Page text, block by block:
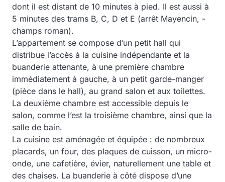
dont il est distant de 10 minutes à pied. Il est aussi à
5 minutes des trams B, C, D et E (arrêt Mayencin, -
champs roman).
L’appartement se compose d’un petit hall qui
distribue l’accès à la cuisine indépendante et la
buanderie attenante, à une première chambre
immédiatement à gauche, à un petit garde-manger
(pièce dans le hall), au grand salon et aux toilettes.
La deuxième chambre est accessible depuis le
salon, comme l’est la troisième chambre, ainsi que la
salle de bain.
La cuisine est aménagée et équipée : de nombreux
placards, un four, des plaques de cuisson, un micro-
onde, une cafetière, évier, naturellement une table et
des chaises. La buanderie à côté dispose d’une